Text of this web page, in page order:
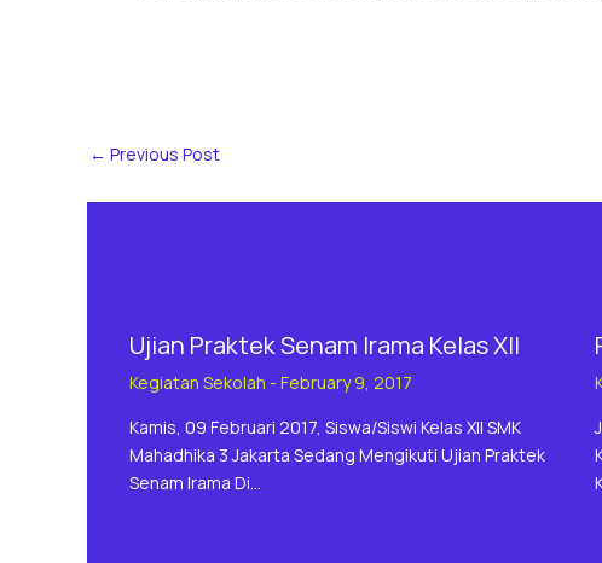
← Previous Post
Ujian Praktek Senam Irama Kelas XII
Kegiatan Sekolah - February 9, 2017
Kamis, 09 Februari 2017, Siswa/siswi Kelas XII SMK
Mahadhika 3 Jakarta Sedang Mengikuti Ujian Praktek
Senam Irama Di…